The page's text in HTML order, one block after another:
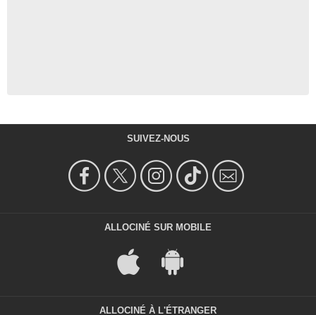
SUIVEZ-NOUS
ALLOCINÉ SUR MOBILE
ALLOCINÉ À L'ÉTRANGER